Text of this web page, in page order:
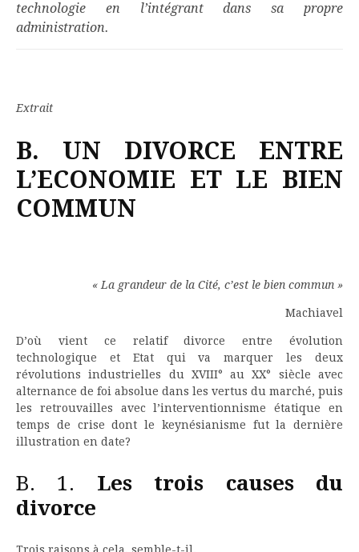
technologie en l’intégrant dans sa propre
administration.
Extrait
B. UN DIVORCE ENTRE
L’ECONOMIE ET LE BIEN
COMMUN
« La grandeur de la Cité, c’est le bien commun »
Machiavel
D’où vient ce relatif divorce entre évolution
technologique et Etat qui va marquer les deux
révolutions industrielles du XVIII° au XX° siècle avec
alternance de foi absolue dans les vertus du marché, puis
les retrouvailles avec l’interventionnisme étatique en
temps de crise dont le keynésianisme fut la dernière
illustration en date?
B. 1. Les trois causes du
divorce
Trois raisons à cela, semble-t-il.